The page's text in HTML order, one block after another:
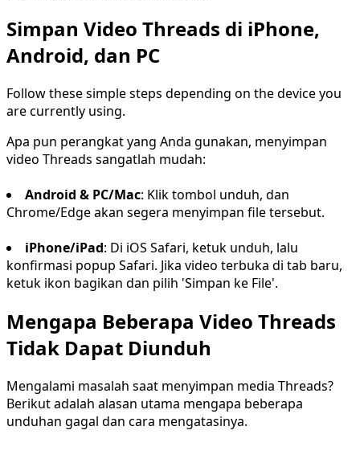
Simpan Video Threads di iPhone,
Android, dan PC
Follow these simple steps depending on the device you
are currently using.
Apa pun perangkat yang Anda gunakan, menyimpan
video Threads sangatlah mudah:
Android & PC/Mac: Klik tombol unduh, dan
Chrome/Edge akan segera menyimpan file tersebut.
iPhone/iPad: Di iOS Safari, ketuk unduh, lalu
konfirmasi popup Safari. Jika video terbuka di tab baru,
ketuk ikon bagikan dan pilih 'Simpan ke File'.
Mengapa Beberapa Video Threads
Tidak Dapat Diunduh
Mengalami masalah saat menyimpan media Threads?
Berikut adalah alasan utama mengapa beberapa
unduhan gagal dan cara mengatasinya.